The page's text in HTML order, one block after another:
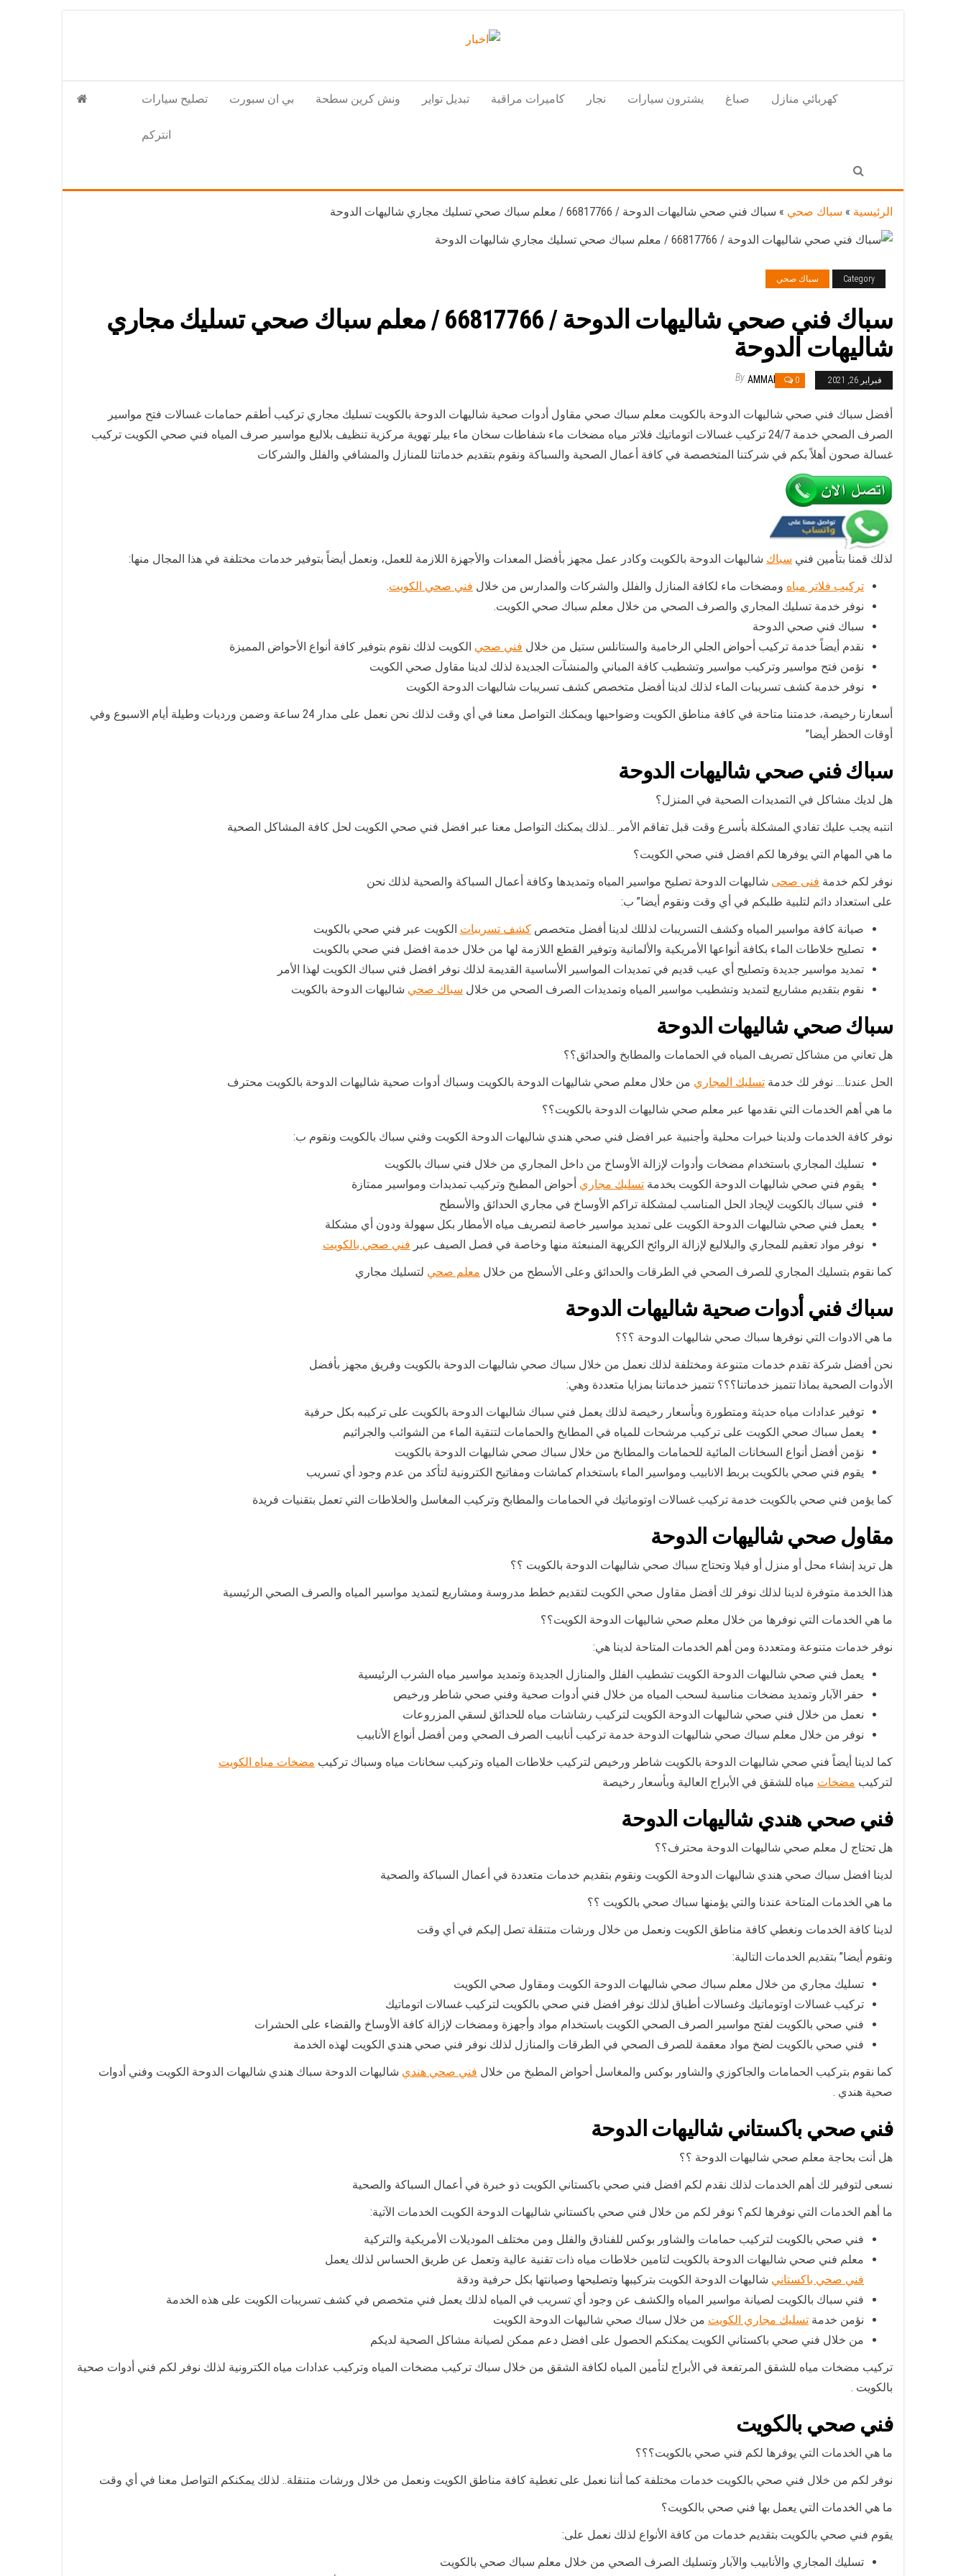
content
الكويت
تكنولوجيا
المعلومات
تصليح سيارات بي ان سبورت ونش كرين سطحة تبديل تواير كاميرات مراقبة نجار يشترون سيارات صباغ كهربائي منازل
انتركم
الرئيسية » سباك صحي » سباك فني صحي شاليهات الدوحة / 66817766 / معلم سباك صحي تسليك مجاري شاليهات الدوحة
Category سباك صحي
سباك فني صحي شاليهات الدوحة / 66817766 / معلم سباك صحي تسليك مجاري
شاليهات الدوحة
فبراير 26, 2021 0
By AMMAR
أفضل سباك فني صحي شاليهات الدوحة بالكويت معلم سباك صحي مقاول أدوات صحية شاليهات الدوحة بالكويت تسليك مجاري تركيب أطقم حمامات غسالات فتح مواسير
الصرف الصحي خدمة 24/7 تركيب غسالات اتوماتيك فلاتر مياه مضخات ماء شفاطات سخان ماء بيلر تهوية مركزية تنظيف بلاليع مواسير صرف المياه فني صحي الكويت تركيب
غسالة صحون أهلاً بكم في شركتنا المتخصصة في كافة أعمال الصحية والسباكة ونقوم بتقديم خدماتنا للمنازل والمشافي والفلل والشركات
لذلك قمنا بتأمين فني سباك شاليهات الدوحة بالكويت وكادر عمل مجهز بأفضل المعدات والأجهزة اللازمة للعمل، ونعمل أيضاً بتوفير خدمات مختلفة في هذا المجال منها:
تركيب فلاتر مياه ومضخات ماء لكافة المنازل والفلل والشركات والمدارس من خلال فني صحي الكويت.
نوفر خدمة تسليك المجاري والصرف الصحي من خلال معلم سباك صحي الكويت.
سباك فني صحي الدوحة
نقدم أيضاً خدمة تركيب أحواض الجلي الرخامية والستانلس ستيل من خلال فني صحي الكويت لذلك نقوم بتوفير كافة أنواع الأحواض المميزة
نؤمن فتح مواسير وتركيب مواسير وتشطيب كافة المباني والمنشآت الجديدة لذلك لدينا مقاول صحي الكويت
نوفر خدمة كشف تسريبات الماء لذلك لدينا أفضل متخصص كشف تسريبات شاليهات الدوحة الكويت
أسعارنا رخيصة، خدمتنا متاحة في كافة مناطق الكويت وضواحيها ويمكنك التواصل معنا في أي وقت لذلك نحن نعمل على مدار 24 ساعة وضمن ورديات وطيلة أيام الاسبوع وفي
أوقات الحظر أيضا”
سباك فني صحي شاليهات الدوحة
هل لديك مشاكل في التمديدات الصحية في المنزل؟
انتبه يجب عليك تفادي المشكلة بأسرع وقت قبل تفاقم الأمر …لذلك يمكنك التواصل معنا عبر افضل فني صحي الكويت لحل كافة المشاكل الصحية
ما هي المهام التي يوفرها لكم افضل فني صحي الكويت؟
نوفر لكم خدمة فنى صحى شاليهات الدوحة تصليح مواسير المياه وتمديدها وكافة أعمال السباكة والصحية لذلك نحن
على استعداد دائم لتلبية طلبكم في أي وقت ونقوم أيضا” ب:
صيانة كافة مواسير المياه وكشف التسريبات لذللك لدينا أفضل متخصص كشف تسريبات الكويت عبر فني صحي بالكويت
تصليح خلاطات الماء بكافة أنواعها الأمريكية والألمانية وتوفير القطع اللازمة لها من خلال خدمة افضل فني صحي بالكويت
تمديد مواسير جديدة وتصليح أي عيب قديم في تمديدات المواسير الأساسية القديمة لذلك نوفر افضل فني سباك الكويت لهذا الأمر
نقوم بتقديم مشاريع لتمديد وتشطيب مواسير المياه وتمديدات الصرف الصحي من خلال سباك صحي شاليهات الدوحة بالكويت
سباك صحي شاليهات الدوحة
هل تعاني من مشاكل تصريف المياه في الحمامات والمطابخ والحدائق؟؟
الحل عندنا…. نوفر لك خدمة تسليك المجاري من خلال معلم صحي شاليهات الدوحة بالكويت وسباك أدوات صحية شاليهات الدوحة بالكويت محترف
ما هي أهم الخدمات التي نقدمها عبر معلم صحي شاليهات الدوحة بالكويت؟؟
نوفر كافة الخدمات ولدينا خبرات محلية وأجنبية عبر افضل فني صحي هندي شاليهات الدوحة الكويت وفني سباك بالكويت ونقوم ب:
تسليك المجاري باستخدام مضخات وأدوات لإزالة الأوساخ من داخل المجاري من خلال فني سباك بالكويت
يقوم فني صحي شاليهات الدوحة الكويت بخدمة تسليك مجاري أحواض المطبخ وتركيب تمديدات ومواسير ممتازة
فني سباك بالكويت لإيجاد الحل المناسب لمشكلة تراكم الأوساخ في مجاري الحدائق والأسطح
يعمل فني صحي شاليهات الدوحة الكويت على تمديد مواسير خاصة لتصريف مياه الأمطار بكل سهولة ودون أي مشكلة
نوفر مواد تعقيم للمجاري والبلاليع لإزالة الروائح الكريهة المنبعثة منها وخاصة في فصل الصيف عبر فني صحي بالكويت
كما نقوم بتسليك المجاري للصرف الصحي في الطرقات والحدائق وعلى الأسطح من خلال معلم صحي لتسليك مجاري
سباك فني أدوات صحية شاليهات الدوحة
ما هي الادوات التي نوفرها سباك صحي شاليهات الدوحة ؟؟؟
نحن أفضل شركة تقدم خدمات متنوعة ومختلفة لذلك نعمل من خلال سباك صحي شاليهات الدوحة بالكويت وفريق مجهز بأفضل
الأدوات الصحية بماذا تتميز خدماتنا؟؟؟ تتميز خدماتنا بمزايا متعددة وهي:
توفير عدادات مياه حديثة ومتطورة وبأسعار رخيصة لذلك يعمل فني سباك شاليهات الدوحة بالكويت على تركيبه بكل حرفية
يعمل سباك صحي الكويت على تركيب مرشحات للمياه في المطابخ والحمامات لتنقية الماء من الشوائب والجراثيم
نؤمن أفضل أنواع السخانات المائية للحمامات والمطابخ من خلال سباك صحي شاليهات الدوحة بالكويت
يقوم فني صحي بالكويت بربط الانابيب ومواسير الماء باستخدام كماشات ومفاتيح الكترونية لتأكد من عدم وجود أي تسريب
كما يؤمن فني صحي بالكويت خدمة تركيب غسالات اوتوماتيك في الحمامات والمطابخ وتركيب المغاسل والخلاطات التي تعمل بتقنيات فريدة
مقاول صحي شاليهات الدوحة
هل تريد إنشاء محل أو منزل أو فيلا وتحتاج سباك صحي شاليهات الدوحة بالكويت ؟؟
هذا الخدمة متوفرة لدينا لذلك نوفر لك أفضل مقاول صحي الكويت لتقديم خطط مدروسة ومشاريع لتمديد مواسير المياه والصرف الصحي الرئيسية
ما هي الخدمات التي نوفرها من خلال معلم صحي شاليهات الدوحة الكويت؟؟
نوفر خدمات متنوعة ومتعددة ومن أهم الخدمات المتاحة لدينا هي:
يعمل فني صحي شاليهات الدوحة الكويت تشطيب الفلل والمنازل الجديدة وتمديد مواسير مياه الشرب الرئيسية
حفر الآبار وتمديد مضخات مناسبة لسحب المياه من خلال فني أدوات صحية وفني صحي شاطر ورخيص
نعمل من خلال فني صحي شاليهات الدوحة الكويت لتركيب رشاشات مياه للحدائق لسقي المزروعات
نوفر من خلال معلم سباك صحي شاليهات الدوحة خدمة تركيب أنابيب الصرف الصحي ومن أفضل أنواع الأنابيب
كما لدينا أيضاً فني صحي شاليهات الدوحة بالكويت شاطر ورخيص لتركيب خلاطات المياه وتركيب سخانات مياه وسباك تركيب مضخات مياه الكويت
لتركيب مضخات مياه للشقق في الأبراج العالية وبأسعار رخيصة
فني صحي هندي شاليهات الدوحة
هل تحتاج ل معلم صحي شاليهات الدوحة محترف؟؟
لدينا افضل سباك صحي هندي شاليهات الدوحة الكويت ونقوم بتقديم خدمات متعددة في أعمال السباكة والصحية
ما هي الخدمات المتاحة عندنا والتي يؤمنها سباك صحي بالكويت ؟؟
لدينا كافة الخدمات ونغطي كافة مناطق الكويت ونعمل من خلال ورشات متنقلة تصل إليكم في أي وقت
ونقوم أيضا” بتقديم الخدمات التالية:
تسليك مجاري من خلال معلم سباك صحي شاليهات الدوحة الكويت ومقاول صحي الكويت
تركيب غسالات اوتوماتيك وغسالات أطباق لذلك نوفر افضل فني صحي بالكويت لتركيب غسالات اتوماتيك
فني صحي بالكويت لفتح مواسير الصرف الصحي الكويت باستخدام مواد وأجهزة ومضخات لإزالة كافة الأوساخ والقضاء على الحشرات
فني صحي بالكويت لضخ مواد معقمة للصرف الصحي في الطرقات والمنازل لذلك نوفر فني صحي هندي الكويت لهذه الخدمة
كما نقوم بتركيب الحمامات والجاكوزي والشاور بوكس والمغاسل أحواض المطبخ من خلال فني صحي هندي شاليهات الدوحة سباك هندي شاليهات الدوحة الكويت وفني أدوات
صحية هندي .
فني صحي باكستاني شاليهات الدوحة
هل أنت بحاجة معلم صحي شاليهات الدوحة ؟؟
نسعى لتوفير لك أهم الخدمات لذلك نقدم لكم افضل فني صحي باكستاني الكويت ذو خبرة في أعمال السباكة والصحية
ما أهم الخدمات التي نوفرها لكم؟ نوفر لكم من خلال فني صحي باكستاني شاليهات الدوحة الكويت الخدمات الآتية:
فني صحي بالكويت لتركيب حمامات والشاور بوكس للفنادق والفلل ومن مختلف الموديلات الأمريكية والتركية
معلم فني صحي شاليهات الدوحة بالكويت لتامين خلاطات مياه ذات تقنية عالية وتعمل عن طريق الحساس لذلك يعمل
فني صحي باكستاني شاليهات الدوحة الكويت بتركيبها وتصليحها وصيانتها بكل حرفية ودقة
فني سباك بالكويت لصيانة مواسير المياه والكشف عن وجود أي تسريب في المياه لذلك يعمل فني متخصص في كشف تسريبات الكويت على هذه الخدمة
نؤمن خدمة تسليك مجاري الكويت من خلال سباك صحي شاليهات الدوحة الكويت
من خلال فني صحي باكستاني الكويت يمكنكم الحصول على افضل دعم ممكن لصيانة مشاكل الصحية لديكم
تركيب مضخات مياه للشقق المرتفعة في الأبراج لتأمين المياه لكافة الشقق من خلال سباك تركيب مضخات المياه وتركيب عدادات مياه الكترونية لذلك نوفر لكم فني أدوات صحية
بالكويت .
فني صحي بالكويت
ما هي الخدمات التي يوفرها لكم فني صحي بالكويت؟؟؟
نوفر لكم من خلال فني صحي بالكويت خدمات مختلفة كما أننا نعمل على تغطية كافة مناطق الكويت ونعمل من خلال ورشات متنقلة.. لذلك يمكنكم التواصل معنا في أي وقت
ما هي الخدمات التي يعمل بها فني صحي بالكويت؟
يقوم فني صحي بالكويت بتقديم خدمات من كافة الأنواع لذلك نعمل على:
تسليك المجاري والأنابيب والآبار وتسليك الصرف الصحي من خلال معلم سباك صحي بالكويت